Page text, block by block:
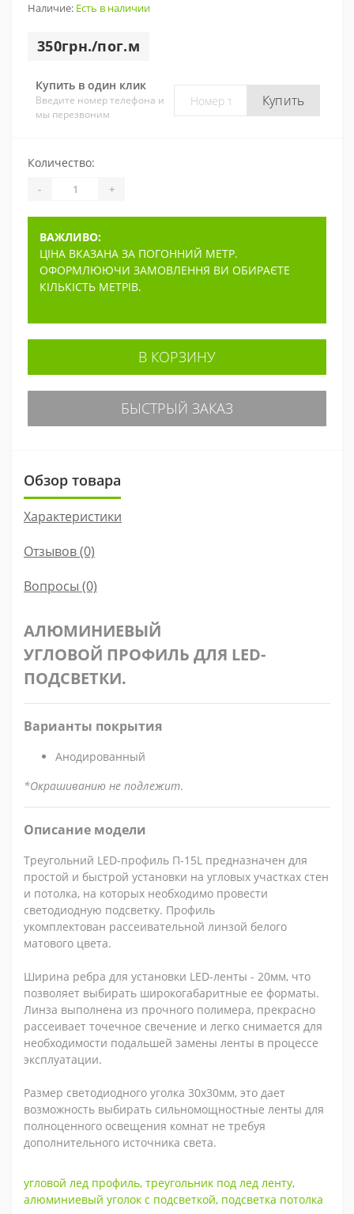
Наличие: Есть в наличии
350грн./пог.м
Купить в один клик
Введите номер телефона и
мы перезвоним
Купить
Количество:
- +
ВАЖЛИВО:
ЦІНА ВКАЗАНА ЗА ПОГОННИЙ МЕТР.
ОФОРМЛЮЮЧИ ЗАМОВЛЕННЯ ВИ ОБИРАЄТЕ
КІЛЬКІСТЬ МЕТРІВ.
В КОРЗИНУ
БЫСТРЫЙ ЗАКАЗ
Обзор товара
Характеристики
Отзывов (0)
Вопросы (0)
АЛЮМИНИЕВЫЙ
УГЛОВОЙ ПРОФИЛЬ ДЛЯ LED-
ПОДСВЕТКИ.
Варианты покрытия
Анодированный
*Окрашиванию не подлежит.
Описание модели
Треугольний LED-профиль П-15L предназначен для
простой и быстрой установки на угловых участках стен
и потолка, на которых необходимо провести
светодиодную подсветку. Профиль
укомплектован рассеивательной линзой белого
матового цвета.
Ширина ребра для установки LED-ленты - 20мм, что
позволяет выбирать широкогабаритные ее форматы.
Линза выполнена из прочного полимера, прекрасно
рассеивает точечное свечение и легко снимается для
необходимости подальшей замены ленты в процессе
эксплуатации.
Размер светодиодного уголка 30х30мм, это дает
возможность выбирать сильномощностные ленты для
полноценного освещения комнат не требуя
дополнительного источника света.
угловой лед профиль, треугольник под лед ленту,
алюминиевый уголок с подсветкой, подсветка потолка